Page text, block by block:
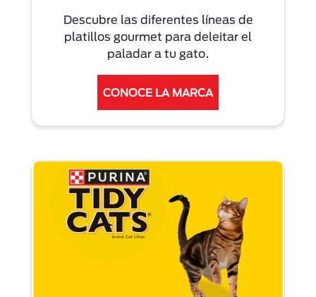
Descubre las diferentes líneas de
platillos gourmet para deleitar el
paladar a tu gato.
CONOCE LA MARCA